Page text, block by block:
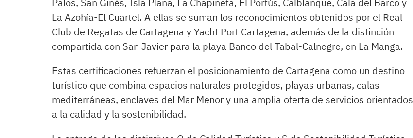
Palos, San Ginés, Isla Plana, La Chapineta, El Portús, Calblanque, Cala del Barco y
La Azohía-El Cuartel. A ellas se suman los reconocimientos obtenidos por el Real
Club de Regatas de Cartagena y Yacht Port Cartagena, además de la distinción
compartida con San Javier para la playa Banco del Tabal-Calnegre, en La Manga.
Estas certificaciones refuerzan el posicionamiento de Cartagena como un destino
turístico que combina espacios naturales protegidos, playas urbanas, calas
mediterráneas, enclaves del Mar Menor y una amplia oferta de servicios orientados
a la calidad y la sostenibilidad.